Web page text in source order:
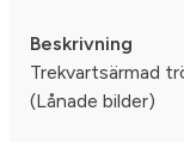
Beskrivning
Trekvartsärmad
(Lånade bilder)